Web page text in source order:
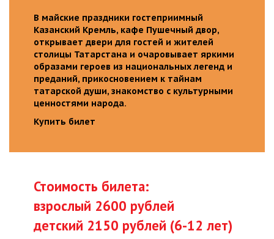
В майские праздники гостеприимный
Казанский Кремль, кафе Пушечный двор,
открывает двери для гостей и жителей
столицы Татарстана и очаровывает яркими
образами героев из национальных легенд и
преданий, прикосновением к тайнам
татарской души, знакомство с культурными
ценностями народа.
Купить билет
Стоимость билета:
взрослый 2600 рублей
детский 2150 рублей (6-12 лет)